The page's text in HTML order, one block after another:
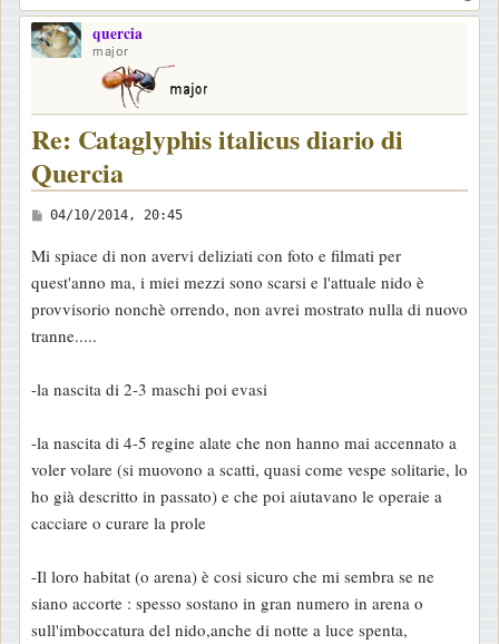
o
quercia
major
Re: Cataglyphis italicus diario di
Quercia
M
s
s
a
g
i
04/10/2014, 20:45
Mi spiace di non avervi deliziati con foto e filmati per
quest'anno ma, i miei mezzi sono scarsi e l'attuale nido è
provvisorio nonchè orrendo, non avrei mostrato nulla di nuovo
tranne.....
-la nascita di 2-3 maschi poi evasi
-la nascita di 4-5 regine alate che non hanno mai accennato a
voler volare (si muovono a scatti, quasi come vespe solitarie, lo
ho già descritto in passato) e che poi aiutavano le operaie a
cacciare o curare la prole
-Il loro habitat (o arena) è cosi sicuro che mi sembra se ne
siano accorte : spesso sostano in gran numero in arena o
sull'imboccatura del nido,anche di notte a luce spenta,